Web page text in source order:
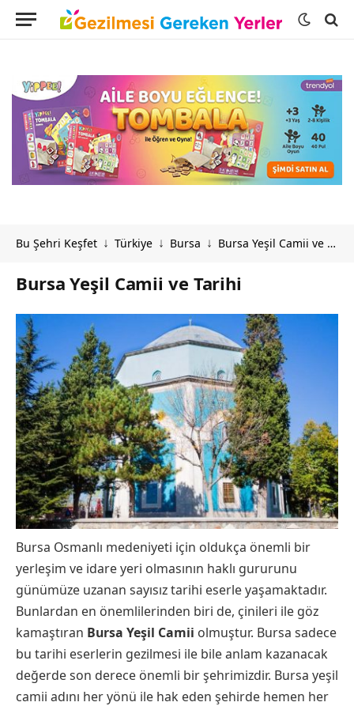
Bu Şehri Keşfet ↓ Türkiye ↓ Bursa ↓ Bursa Yeşil Camii ve Tarihi
Bursa Yeşil Camii ve Tarihi
Bursa Osmanlı medeniyeti için oldukça önemli bir
yerleşim ve idare yeri olmasının haklı gururunu
günümüze uzanan sayısız tarihi eserle yaşamaktadır.
Bunlardan en önemlilerinden biri de, çinileri ile göz
kamaştıran Bursa Yeşil Camii olmuştur. Bursa sadece
bu tarihi eserlerin gezilmesi ile bile anlam kazanacak
değerde son derece önemli bir şehrimizdir. Bursa yeşil
camii adını her yönü ile hak eden şehirde hemen her